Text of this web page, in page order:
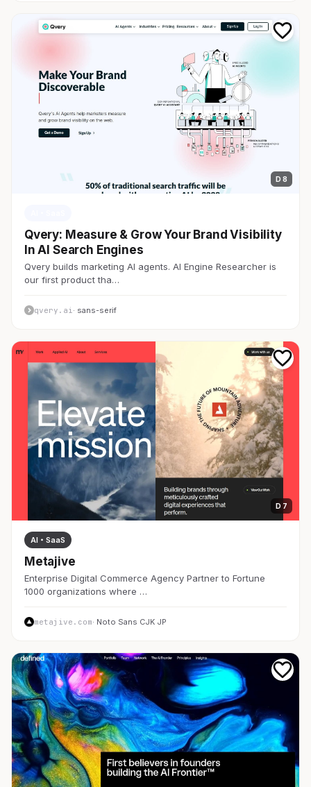
D 8
Qvery: Measure & Grow Your Brand Visibility
In AI Search Engines
Qvery builds marketing AI agents. AI Engine Researcher is
our first product tha…
qvery.ai · sans-serif
D 7
AI・SaaS
Metajive
Enterprise Digital Commerce Agency Partner to Fortune
1000 organizations where …
metajive.com· Noto Sans CJK JP